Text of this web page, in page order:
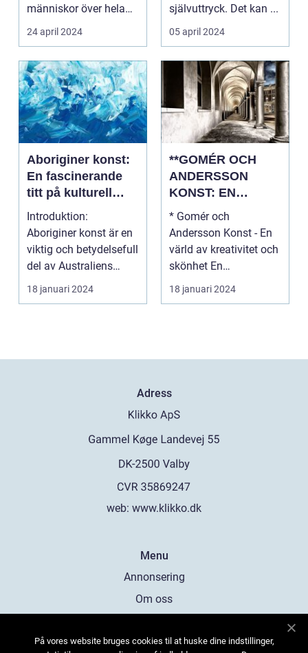
människor över hela
v&...
24 april 2024
självuttryck. Det kan ...
05 april 2024
Aboriginer konst:
En fascinerande
titt på kulturell
mångfald och
kreativitet
Introduktion:
Aboriginer konst är en
viktig och betydelsefull
del av Australiens
kulturella arv. Un...
18 januari 2024
**GOMÉR OCH
ANDERSSON
KONST: EN
ÖVERSIKT OCH
ANALYS**
* Gomér och
Andersson Konst - En
värld av kreativitet och
skönhet En
övergripande, grundlig
översi...
18 januari 2024
Adress
web: www.klikko.dk
Menu
Annonsering
Om oss
Kontakta oss
På vores website bruges cookies til at huske dine indstillinger,